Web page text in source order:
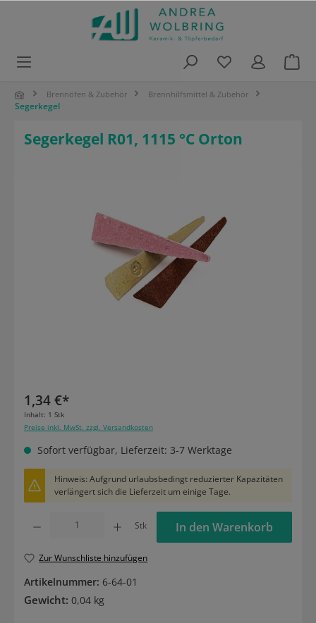
Brennöfen & Zubehör Brennhilfsmittel & Zubehör
Segerkegel
Segerkegel R01, 1115 °C Orton
1,34 €*
Inhalt: 1 Stk
Preise inkl. MwSt. zzgl. Versandkosten
Sofort verfügbar, Lieferzeit: 3-7 Werktage
Hinweis: Aufgrund urlaubsbedingt reduzierter Kapazitäten
verlängert sich die Lieferzeit um einige Tage.
Stk In den Warenkorb
Zur Wunschliste hinzufügen
Artikelnummer: 6-64-01
Gewicht: 0,04 kg